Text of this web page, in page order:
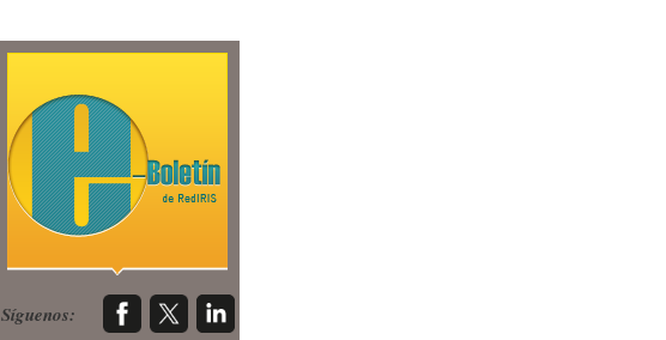
Síguenos: